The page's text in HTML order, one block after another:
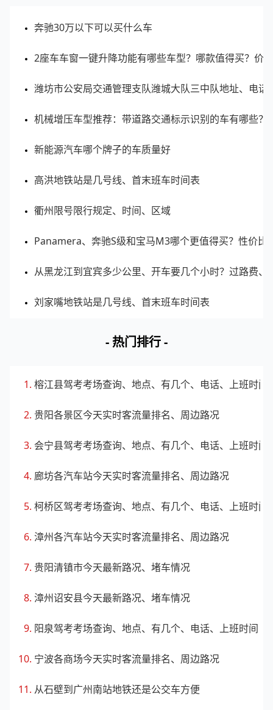
奔驰30万以下可以买什么车
2座车车窗一键升降功能有哪些车型？哪款值得买？价
潍坊市公安局交通管理支队潍城大队三中队地址、电
机械增压车型推荐：带道路交通标示识别的车有哪些？
新能源汽车哪个牌子的车质量好
高洪地铁站是几号线、首末班车时间表
衢州限号限行规定、时间、区域
Panamera、奔驰S级和宝马M3哪个更值得买？性价比
从黑龙江到宜宾多少公里、开车要几个小时？过路费、
刘家嘴地铁站是几号线、首末班车时间表
- 热门排行 -
榕江县驾考考场查询、地点、有几个、电话、上班时间
贵阳各景区今天实时客流量排名、周边路况
会宁县驾考考场查询、地点、有几个、电话、上班时间
廊坊各汽车站今天实时客流量排名、周边路况
柯桥区驾考考场查询、地点、有几个、电话、上班时间
漳州各汽车站今天实时客流量排名、周边路况
贵阳清镇市今天最新路况、堵车情况
漳州诏安县今天最新路况、堵车情况
阳泉驾考考场查询、地点、有几个、电话、上班时间
宁波各商场今天实时客流量排名、周边路况
从石壁到广州南站地铁还是公交车方便